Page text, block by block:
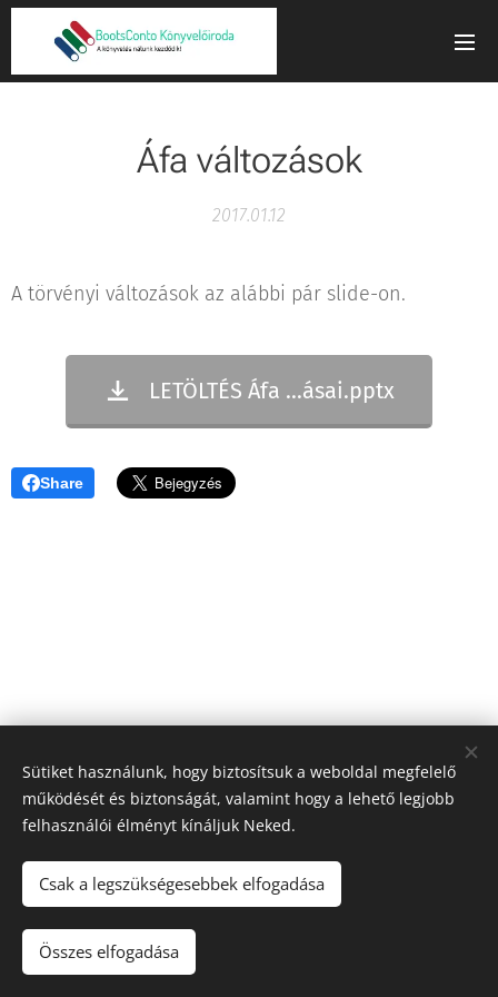
Áfa változások
2017.01.12
A törvényi változások az alábbi pár slide-on.
LETÖLTÉS Áfa ...ásai.pptx
Share
© 2020 Csizmás Pál 2112 Versegyház, Etűd utca 18.
Az oldalt aWebnode
Sütiket használunk, hogy biztosítsuk a weboldal megfelelő
működését és biztonságát, valamint hogy a lehető legjobb
felhasználói élményt kínáljuk Neked.
Csak a legszükségesebbek elfogadása
Összes elfogadása